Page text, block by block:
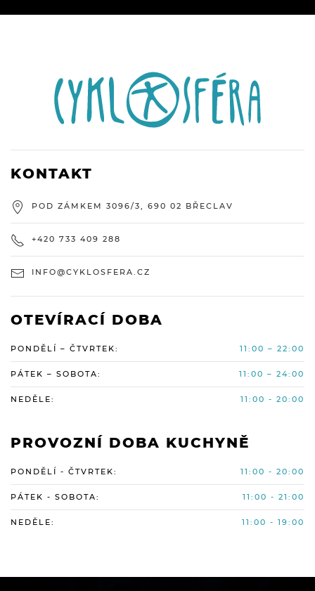
KONTAKT
POD ZÁMKEM 3096/3, 690 02 BŘECLAV
+420 733 409 288
INFO@CYKLOSFERA.CZ
OTEVÍRACÍ DOBA
PONDĚLÍ – ČTVRTEK: 11:00 – 22:00
PÁTEK – SOBOTA: 11:00 – 24:00
NEDĚLE: 11:00 - 20:00
PROVOZNÍ DOBA KUCHYNĚ
PONDĚLÍ - ČTVRTEK: 11:00 - 20:00
PÁTEK - SOBOTA: 11:00 - 21:00
NEDĚLE: 11:00 - 19:00